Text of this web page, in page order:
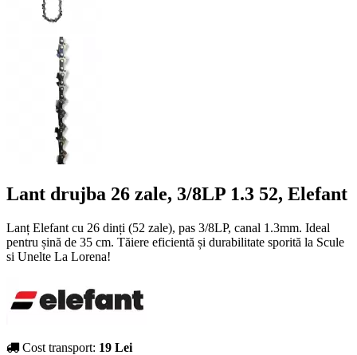
Lant drujba 26 zale, 3/8LP 1.3 52, Elefant
Lanț Elefant cu 26 dinți (52 zale), pas 3/8LP, canal 1.3mm. Ideal
pentru șină de 35 cm. Tăiere eficientă și durabilitate sporită la Scule
si Unelte La Lorena!
Cost transport: 19 Lei